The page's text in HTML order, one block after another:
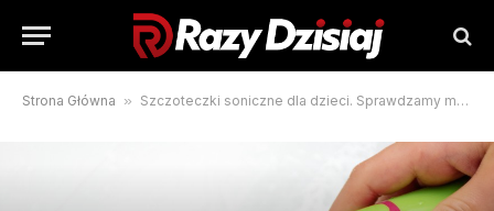
Strona Główna » Szczoteczki soniczne dla dzieci. Sprawdzamy modele stworzone specjalnie z myślą o najmłodszych